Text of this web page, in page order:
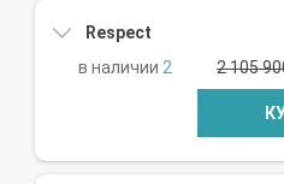
Respect
2
2 105